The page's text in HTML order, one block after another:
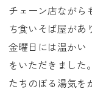
チェーン店ながら
ち食いそば屋があ
金曜日には温かい
をいただきました。
たちのぼる湯気を